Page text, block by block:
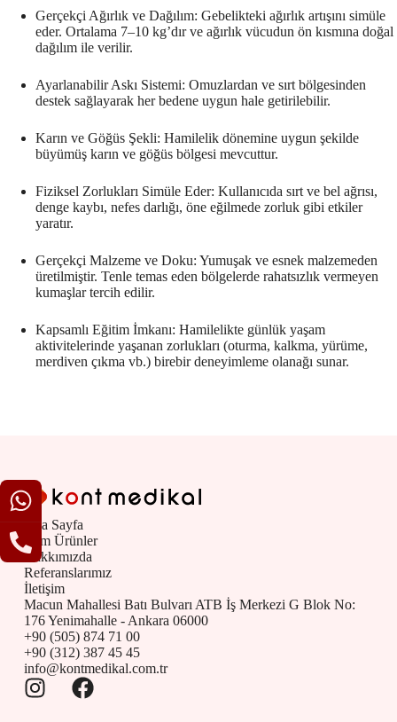
Gerçekçi Ağırlık ve Dağılım: Gebelikteki ağırlık artışını simüle
eder. Ortalama 7–10 kg’dır ve ağırlık vücudun ön kısmına doğal
dağılım ile verilir.
Ayarlanabilir Askı Sistemi: Omuzlardan ve sırt bölgesinden
destek sağlayarak her bedene uygun hale getirilebilir.
Karın ve Göğüs Şekli: Hamilelik dönemine uygun şekilde
büyümüş karın ve göğüs bölgesi mevcuttur.
Fiziksel Zorlukları Simüle Eder: Kullanıcıda sırt ve bel ağrısı,
denge kaybı, nefes darlığı, öne eğilmede zorluk gibi etkiler
yaratır.
Gerçekçi Malzeme ve Doku: Yumuşak ve esnek malzemeden
üretilmiştir. Tenle temas eden bölgelerde rahatsızlık vermeyen
kumaşlar tercih edilir.
Kapsamlı Eğitim İmkanı: Hamilelikte günlük yaşam
aktivitelerinde yaşanan zorlukları (oturma, kalkma, yürüme,
merdiven çıkma vb.) birebir deneyimleme olanağı sunar.
Ana Sayfa
Tüm Ürünler
Hakkımızda
Referanslarımız
İletişim
Macun Mahallesi Batı Bulvarı ATB İş Merkezi G Blok No:
176 Yenimahalle - Ankara 06000
+90 (505) 874 71 00
+90 (312) 387 45 45
info@kontmedikal.com.tr